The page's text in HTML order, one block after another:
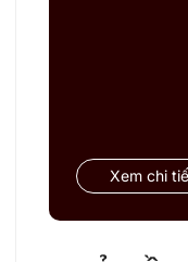
Xem chi